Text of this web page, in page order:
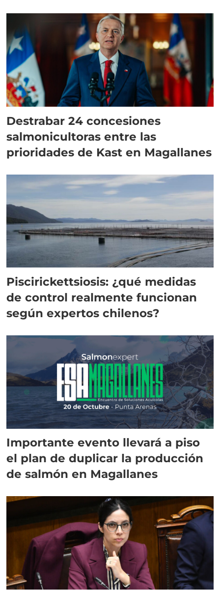
Destrabar 24 concesiones
salmonicultoras entre las
prioridades de Kast en Magallanes
Piscirickettsiosis: ¿qué medidas
de control realmente funcionan
según expertos chilenos?
Importante evento llevará a piso
el plan de duplicar la producción
de salmón en Magallanes